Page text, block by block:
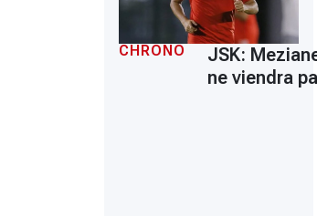
CHRONO
JSK:
ne viendra